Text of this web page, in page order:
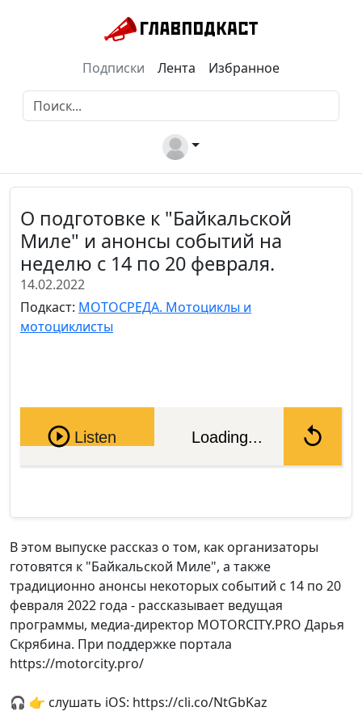
Подписки Лента Избранное
О подготовке к "Байкальской
Миле" и анонсы событий на
неделю с 14 по 20 февраля.
14.02.2022
Подкаст: МОТОСРЕДА. Мотоциклы и
мотоциклисты
Pause
Listen Loading...
В этом выпуске рассказ о том, как организаторы
готовятся к "Байкальской Миле", а также
традиционно анонсы некоторых событий с 14 по 20
февраля 2022 года - рассказывает ведущая
программы, медиа-директор MOTORCITY.PRO Дарья
Скрябина. При поддержке портала
https://motorcity.pro/
🎧 👉 слушать iOS: https://cli.co/NtGbKaz